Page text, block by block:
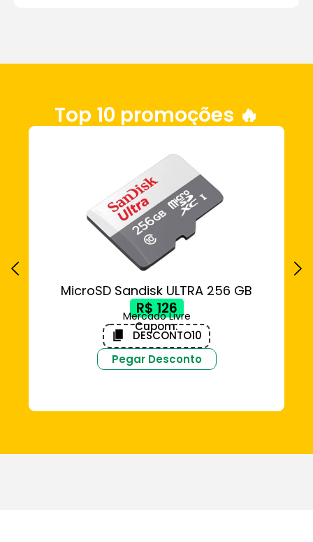
Top 10 promoções 🔥
MicroSD Sandisk ULTRA 256 GB
R$ 126
Mercado Livre
Cupom:
DESCONTO10
Pegar Desconto